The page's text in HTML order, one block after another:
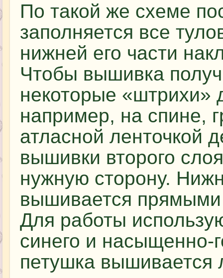
По такой же схеме
заполняется все
нижней его части
Чтобы вышивка
некоторые «штрихи»
например, на спине,
атласной ленточкой
вышивки второго
нужную сторону.
вышивается
Для работы
синего и насыщенно-
петушка вышивается